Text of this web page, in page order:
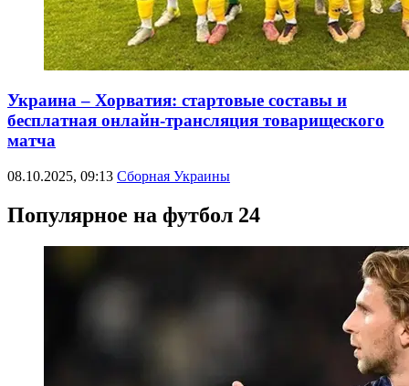
Украина – Хорватия: стартовые составы и
бесплатная онлайн-трансляция товарищеского
матча
08.10.2025, 09:13 Сборная Украины
Популярное на футбол 24